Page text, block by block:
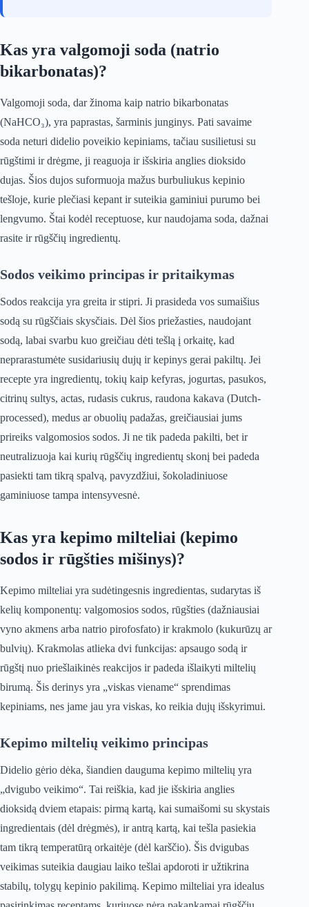
Kas yra valgomoji soda (natrio
bikarbonatas)?
Valgomoji soda, dar žinoma kaip natrio bikarbonatas
(NaHCO₃), yra paprastas, šarminis junginys. Pati savaime
soda neturi didelio poveikio kepiniams, tačiau susilietusi su
rūgštimi ir drėgme, ji reaguoja ir išskiria anglies dioksido
dujas. Šios dujos suformuoja mažus burbuliukus kepinio
tešloje, kurie plečiasi kepant ir suteikia gaminiui purumo bei
lengvumo. Štai kodėl receptuose, kur naudojama soda, dažnai
rasite ir rūgščių ingredientų.
Sodos veikimo principas ir pritaikymas
Sodos reakcija yra greita ir stipri. Ji prasideda vos sumaišius
sodą su rūgščiais skysčiais. Dėl šios priežasties, naudojant
sodą, labai svarbu kuo greičiau dėti tešlą į orkaitę, kad
neprarastumėte susidariusių dujų ir kepinys gerai pakiltų. Jei
recepte yra ingredientų, tokių kaip kefyras, jogurtas, pasukos,
citrinų sultys, actas, rudasis cukrus, raudona kakava (Dutch-
processed), medus ar obuolių padažas, greičiausiai jums
prireiks valgomosios sodos. Ji ne tik padeda pakilti, bet ir
neutralizuoja kai kurių rūgščių ingredientų skonį bei padeda
pasiekti tam tikrą spalvą, pavyzdžiui, šokoladiniuose
gaminiuose tampa intensyvesnė.
Kas yra kepimo milteliai (kepimo
sodos ir rūgšties mišinys)?
Kepimo milteliai yra sudėtingesnis ingredientas, sudarytas iš
kelių komponentų: valgomosios sodos, rūgšties (dažniausiai
vyno akmens arba natrio pirofosfato) ir krakmolo (kukurūzų ar
bulvių). Krakmolas atlieka dvi funkcijas: apsaugo sodą ir
rūgštį nuo priešlaikinės reakcijos ir padeda išlaikyti miltelių
birumą. Šis derinys yra „viskas viename“ sprendimas
kepiniams, nes jame jau yra viskas, ko reikia dujų išskyrimui.
Kepimo miltelių veikimo principas
Didelio gėrio dėka, šiandien dauguma kepimo miltelių yra
„dvigubo veikimo“. Tai reiškia, kad jie išskiria anglies
dioksidą dviem etapais: pirmą kartą, kai sumaišomi su skystais
ingredientais (dėl drėgmės), ir antrą kartą, kai tešla pasiekia
tam tikrą temperatūrą orkaitėje (dėl karščio). Šis dvigubas
veikimas suteikia daugiau laiko tešlai apdoroti ir užtikrina
stabilų, tolygų kepinio pakilimą. Kepimo milteliai yra idealus